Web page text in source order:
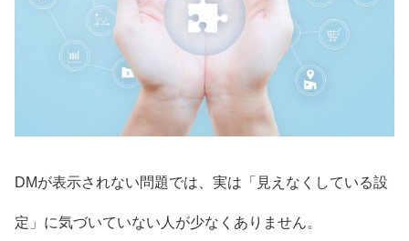
DMが表示されない問題では、実は「見えなくしている設
定」に気づいていない人が少なくありません。